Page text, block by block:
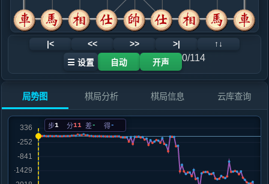
红+77
.....车３退１
红+52
12. 马四进六
红+55
红+91
红+47
.....马６退８
红+47
14. 马六进七
红+15
相七进九
.....砲７平３
红+14
15. 兵九进一
红+3
.....卒１进１
红+4
16. 车九进五
.....马８进６
车３进１
|< << >> >| ↑↓
☰ 设置 自动 开声 0/114
局势图 棋局分析 棋局信息 云库查询
步1 分11 差- 得-